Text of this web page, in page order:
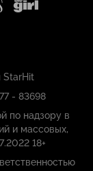
StarHit
- 83698
по надзору в
и массовых,
18+